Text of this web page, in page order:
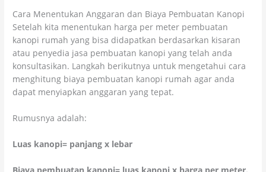
Cara Menentukan Anggaran dan Biaya Pembuatan Kanopi
Setelah kita menentukan harga per meter pembuatan
kanopi rumah yang bisa didapatkan berdasarkan kisaran
atau penyedia jasa pembuatan kanopi yang telah anda
konsultasikan. Langkah berikutnya untuk mengetahui cara
menghitung biaya pembuatan kanopi rumah agar anda
dapat menyiapkan anggaran yang tepat.
Rumusnya adalah:
Luas kanopi= panjang x lebar